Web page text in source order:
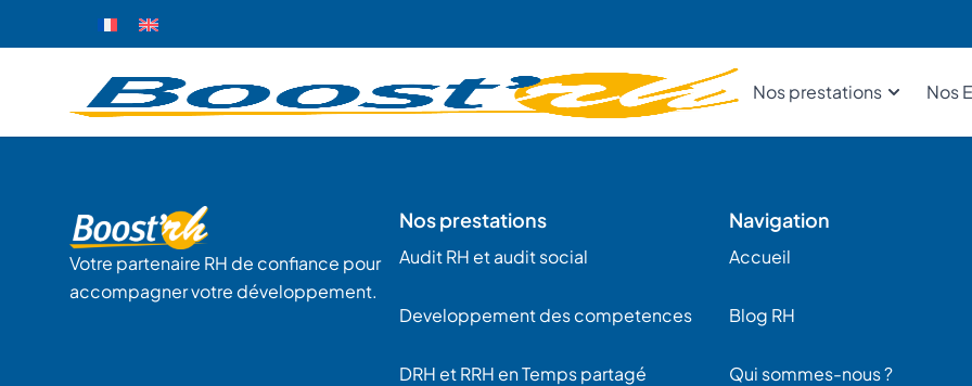
Nos prestations Nos
Votre partenaire RH de confiance pour
accompagner votre développement.
Nos prestations
Audit RH et audit social
Developpement des competences
DRH et RRH en Temps partagé
Navigation
Accueil
Blog RH
Qui sommes-nous ?